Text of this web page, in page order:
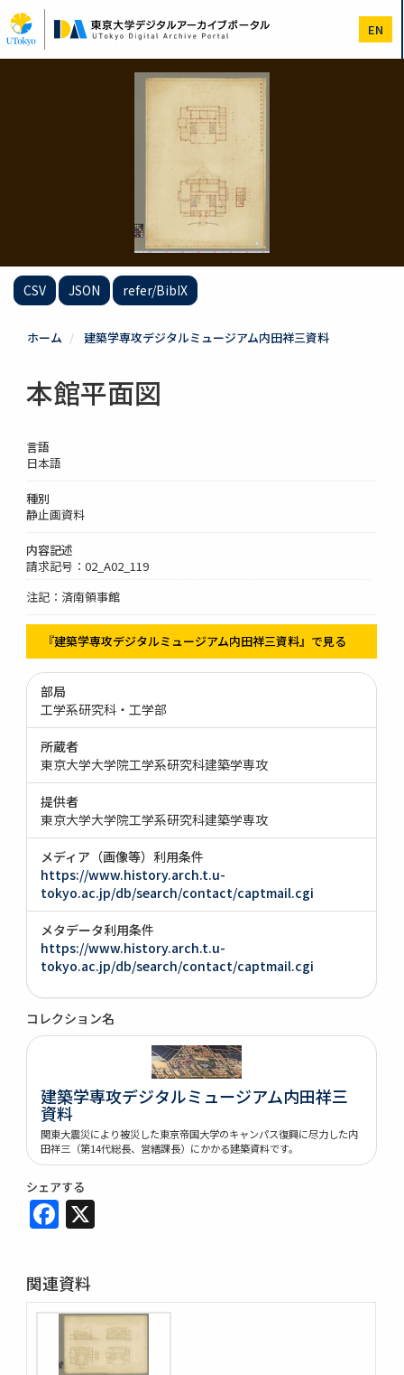
イ
ン
コ
EN
CSV JSON refer/BibIX
ホーム 建築学専攻デジタルミュージアム内田祥三資料
本館平面図
言語
日本語
種別
静止画資料
内容記述
請求記号：02_A02_119
注記：済南領事館
『建築学専攻デジタルミュージアム内田祥三資料』で見る
部局
工学系研究科・工学部
所蔵者
東京大学大学院工学系研究科建築学専攻
提供者
東京大学大学院工学系研究科建築学専攻
メディア（画像等）利用条件
https://www.history.arch.t.u-
tokyo.ac.jp/db/search/contact/captmail.cgi
メタデータ利用条件
https://www.history.arch.t.u-
tokyo.ac.jp/db/search/contact/captmail.cgi
コレクション名
建築学専攻デジタルミュージアム内田祥三
資料
関東大震災により被災した東京帝国大学のキャンパス復興に尽力した内
田祥三（第14代総長、営繕課長）にかかる建築資料です。
シェアする
Facebook
関連資料